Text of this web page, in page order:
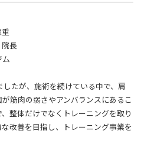
重
長
ム
たが、施術を続けている中で、肩
が筋肉の弱さやアンバランスにあるこ
整体だけでなくトレーニングを取り
改善を目指し、トレーニング事業を